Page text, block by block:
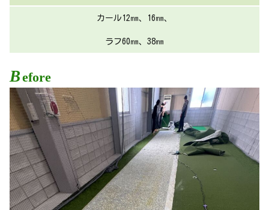
カール12㎜、16㎜、
ラフ60㎜、38㎜
Before